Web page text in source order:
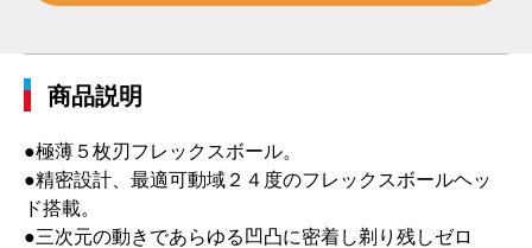
商品説明
●極薄５枚刃フレックスボール。
●精密設計、最適可動域２４度のフレックスボールヘッ
ド搭載。
●三次元の動きであらゆる凹凸に密着し剃り残しゼロ